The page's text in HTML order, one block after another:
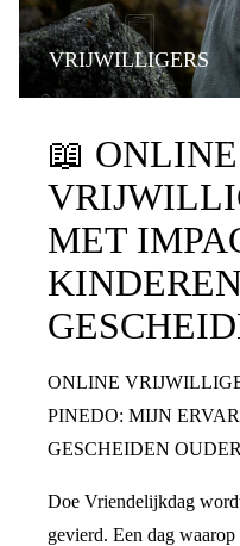
VRIJWILLIGERS
📖 ONLINE
MET
ONLINE
PINEDO: MIJN
GESCHEIDEN
Doe Vriendelijkdag
gevierd. Een dag